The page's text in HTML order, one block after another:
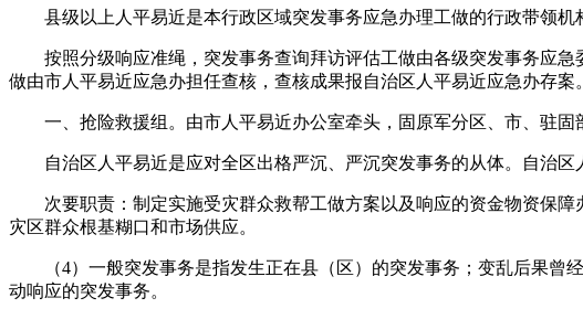
县级以上人平易近是本行政区域突发事务应急办理工做的行政带领机
按照分级响应准绳，突发事务查询拜访评估工做由各级突发事务应急
做由市人平易近应急办担任查核，查核成果报自治区人平易近应急办存案。
一、抢险救援组。由市人平易近办公室牵头，固原军分区、市、驻固
自治区人平易近是应对全区出格严沉、严沉突发事务的从体。自治区
次要职责：制定实施受灾群众救帮工做方案以及响应的资金物资保障
灾区群众根基糊口和市场供应。
（4）一般突发事务是指发生正在县（区）的突发事务；变乱后果曾经
动响应的突发事务。